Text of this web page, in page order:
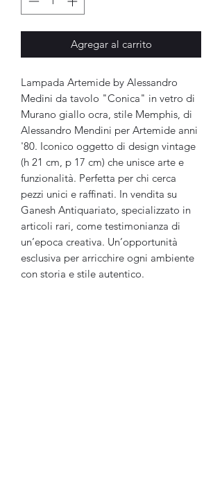
Agregar al carrito
Lampada Artemide by Alessandro
Medini da tavolo "Conica" in vetro di
Murano giallo ocra, stile Memphis, di
Alessandro Mendini per Artemide anni
'80. Iconico oggetto di design vintage
(h 21 cm, p 17 cm) che unisce arte e
funzionalità. Perfetta per chi cerca
pezzi unici e raffinati. In vendita su
Ganesh Antiquariato, specializzato in
articoli rari, come testimonianza di
un’epoca creativa. Un’opportunità
esclusiva per arricchire ogni ambiente
con storia e stile autentico.